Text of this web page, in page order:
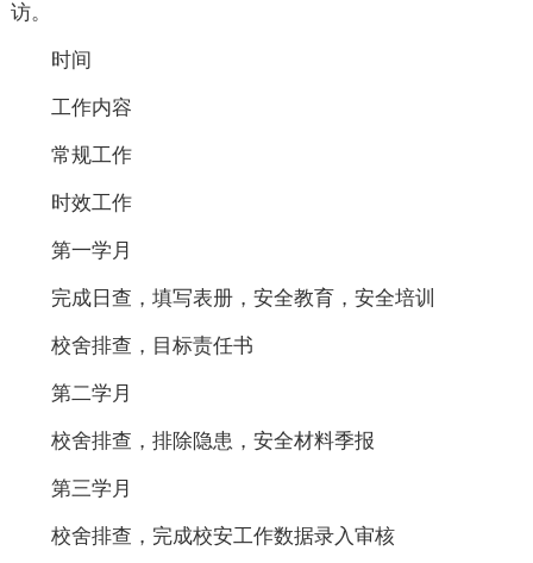
访。
时间
工作内容
常规工作
时效工作
第一学月
完成日查，填写表册，安全教育，安全培训
校舍排查，目标责任书
第二学月
校舍排查，排除隐患，安全材料季报
第三学月
校舍排查，完成校安工作数据录入审核